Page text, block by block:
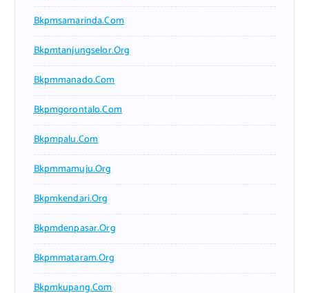
Bkpmsamarinda.com
Bkpmtanjungselor.org
Bkpmmanado.com
Bkpmgorontalo.com
Bkpmpalu.com
Bkpmmamuju.org
Bkpmkendari.org
Bkpmdenpasar.org
Bkpmmataram.org
Bkpmkupang.com